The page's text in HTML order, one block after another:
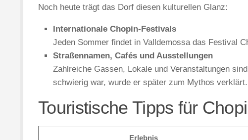
Noch heute trägt das Dorf diesen kulturellen Glanz:
Internationale Chopin-Festivals
Jeden Sommer findet in Valldemossa das Festival
Straßennamen, Cafés und Ausstellungen
Zahlreiche Gassen, Lokale und Veranstaltungen
schwierig war, wurde er später zum Mythos verklärt.
Touristische Tipps für
Erlebnis